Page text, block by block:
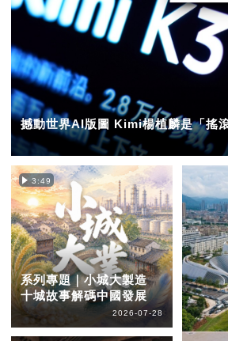
撼動世界AI版圖 Kimi楊植麟是「搖滾
3:49
系列專題｜小城大製造
十城故事解碼中國發展
2026-07-28